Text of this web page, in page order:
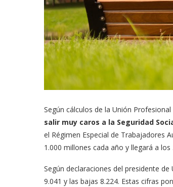
Según cálculos de la Unión
salir muy caros a la Seguridad
el Régimen Especial de Trabajadores
1.000 millones cada año y llegará a los
Según declaraciones del presidente
9.041 y las bajas 8.224. Estas cifras